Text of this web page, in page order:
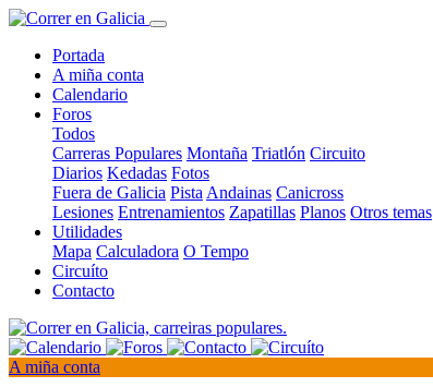
Portada
A miña conta
Calendario
Foros
Todos
Carreras Populares Montaña Triatlón Circuito
Diarios Kedadas Fotos
Fuera de Galicia Pista Andainas Canicross
Lesiones Entrenamientos Zapatillas Planos Otros temas
Utilidades
Mapa Calculadora O Tempo
Circuíto
Contacto
A miña conta